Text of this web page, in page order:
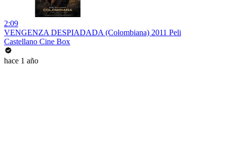
2:09
VENGENZA DESPIADADA (Colombiana) 2011 Peli
Castellano Cine Box
hace 1 año